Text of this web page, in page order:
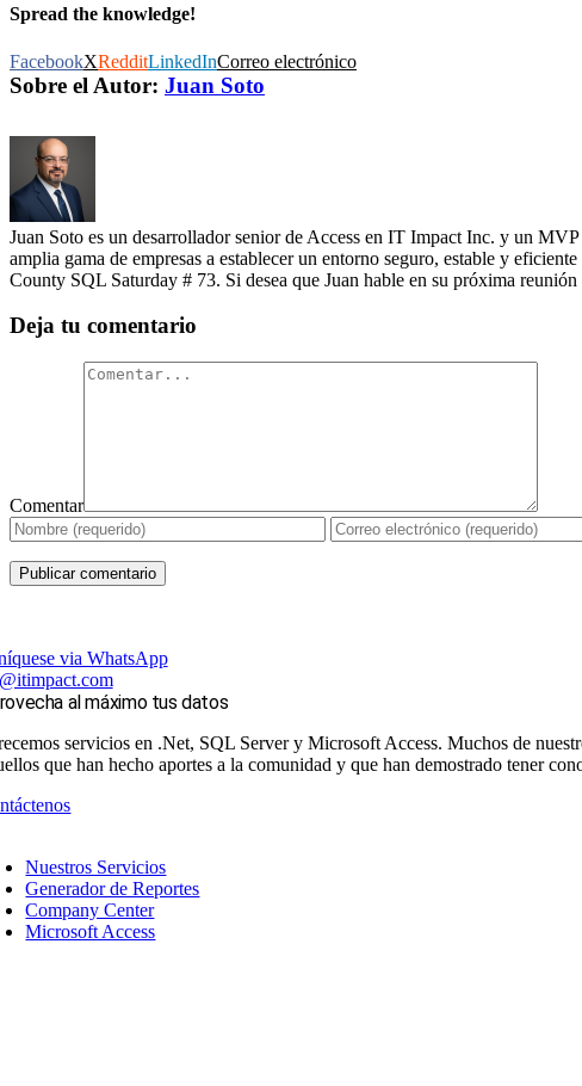
Spread the knowledge!
FacebookXRedditLinkedInCorreo electrónico
Sobre el Autor: Juan Soto
Juan Soto es un desarrollador senior de Access en IT Impact Inc. y un
amplia gama de empresas a establecer un entorno seguro, estable y
County SQL Saturday # 73. Si desea que Juan hable en su próxima
Deja tu comentario
Comentar
via WhatsApp
al máximo tus datos
servicios en .Net, SQL Server y Microsoft Access. Muchos de
que han hecho aportes a la comunidad y que han demostrado tener
Nuestros Servicios
Generador de Reportes
Company Center
Microsoft Access